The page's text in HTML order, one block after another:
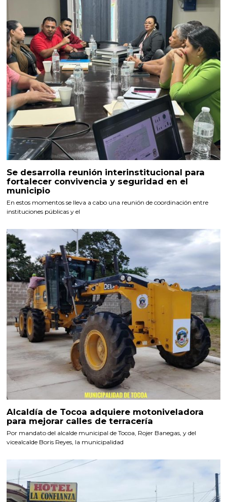
Se desarrolla reunión interinstitucional para
fortalecer convivencia y seguridad en el
municipio
En estos momentos se lleva a cabo una reunión de coordinación entre
instituciones públicas y el
Alcaldía de Tocoa adquiere motoniveladora
para mejorar calles de terracería
Por mandato del alcalde municipal de Tocoa, Rojer Banegas, y del
vicealcalde Boris Reyes, la municipalidad